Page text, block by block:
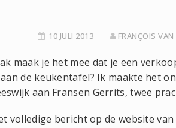
10 JULI 2013 FRANÇOIS
maak je het mee dat je een
de keukentafel? Ik maakte het
aan Fransen Gerrits, twee
volledige bericht op de website van